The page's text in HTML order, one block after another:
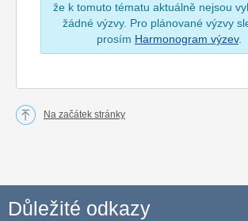
že k tomuto tématu aktuálně nejsou
žádné výzvy. Pro plánované výzvy
prosím Harmonogram výzev.
Na začátek stránky
Důležité odkazy